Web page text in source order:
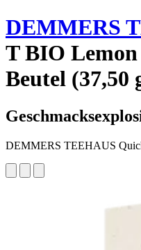
DEMMERS
T BIO
Beutel (37,50
DEMMERS TEEHAUS